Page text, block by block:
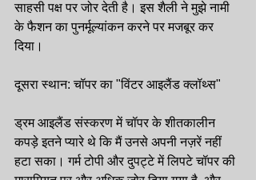
साहसी पक्ष पर जोर देती है। इस शैली ने मुझे नामी
के फैशन का पुनर्मूल्यांकन करने पर मजबूर कर
दिया।
दूसरा स्थान: चॉपर का "विंटर आइलैंड क्लॉथ्स"
ड्रम आइलैंड संस्करण में चॉपर के शीतकालीन
कपड़े इतने प्यारे थे कि मैं उनसे अपनी नज़रें नहीं
हटा सका। गर्म टोपी और दुपट्टे में लिपटे चॉपर की